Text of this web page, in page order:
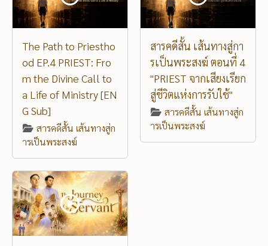
The Path to Priestho
od EP.4 PRIEST: Fro
m the Divine Call to
a Life of Ministry [EN
G Sub]
สารคดีสั้น เส้นทางสู่ก
ารเป็นพระสงฆ์
สารคดีสั้น เส้นทางสู่กา
รเป็นพระสงฆ์ ตอนที่ 4
"PRIEST จากเสียงเรียก
สู่ชีวิตแห่งการรับใช้"
สารคดีสั้น เส้นทางสู่ก
ารเป็นพระสงฆ์